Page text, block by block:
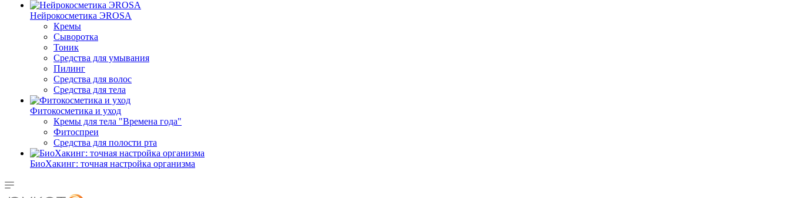
Нейрокосметика ЭROSA
Кремы
Сыворотка
Тоник
Средства для умывания
Пилинг
Средства для волос
Средства для тела
Фитокосметика и уход
Кремы для тела "Времена года"
Фитоспреи
Средства для полости рта
БиоХакинг: точная настройка организма